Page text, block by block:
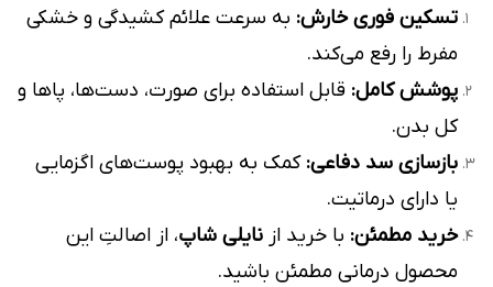
تسکین فوری خارش: به سرعت علائم کشیدگی و خشکی
مفرط را رفع می‌کند.
پوشش کامل: قابل استفاده برای صورت، دست‌ها، پاها و
کل بدن.
بازسازی سد دفاعی: کمک به بهبود پوست‌های اگزمایی
یا دارای درماتیت.
خرید مطمئن: با خرید از نایلی شاپ، از اصالتِ این
محصول درمانی مطمئن باشید.